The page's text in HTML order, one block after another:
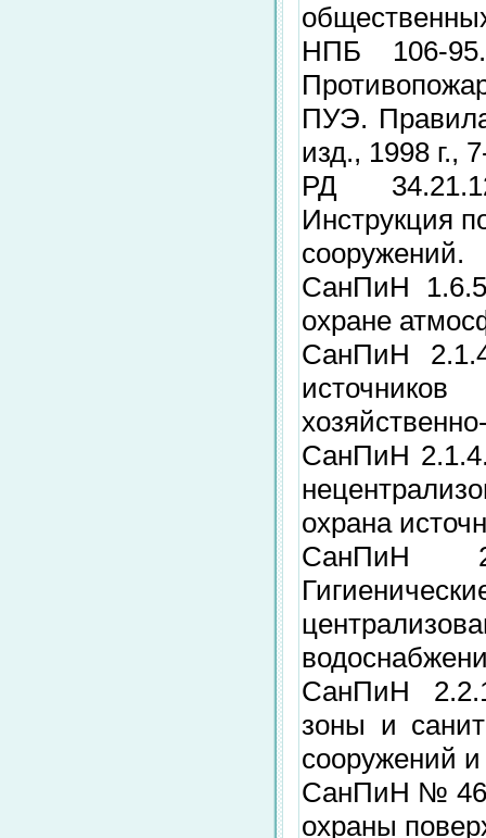
НПБ 106-
ПУЭ. Правила
изд., 1998 г.,
РД
Инструкция
сооружений.
СанПиН
охране
СанПиН
СанПиН
охрана
СанПиН
СанПиН
зоны и
сооружений
СанПиН №
охраны